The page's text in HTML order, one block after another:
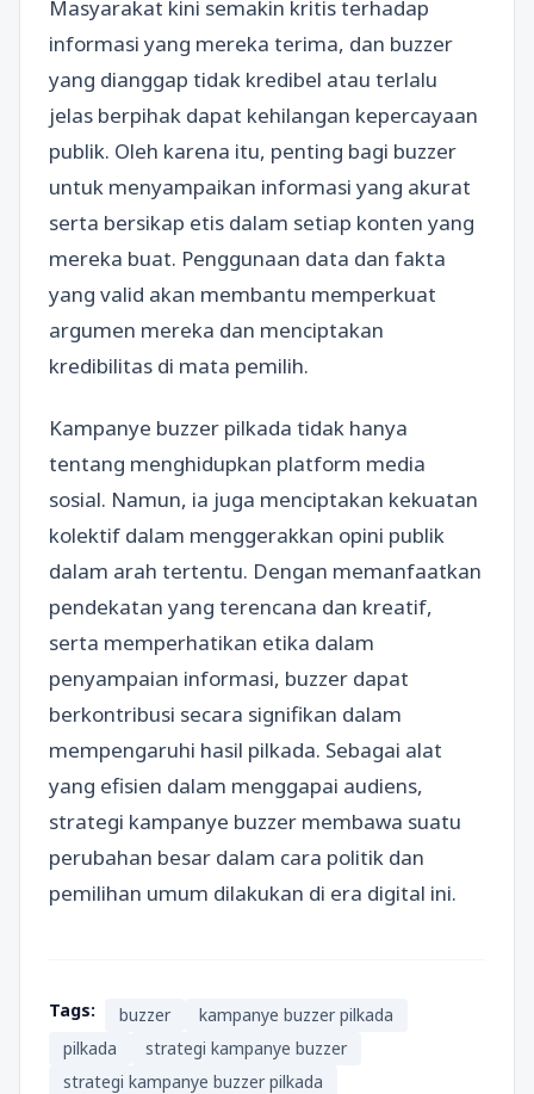
Masyarakat kini semakin kritis terhadap
informasi yang mereka terima, dan buzzer
yang dianggap tidak kredibel atau terlalu
jelas berpihak dapat kehilangan kepercayaan
publik. Oleh karena itu, penting bagi buzzer
untuk menyampaikan informasi yang akurat
serta bersikap etis dalam setiap konten yang
mereka buat. Penggunaan data dan fakta
yang valid akan membantu memperkuat
argumen mereka dan menciptakan
kredibilitas di mata pemilih.
Kampanye buzzer pilkada tidak hanya
tentang menghidupkan platform media
sosial. Namun, ia juga menciptakan kekuatan
kolektif dalam menggerakkan opini publik
dalam arah tertentu. Dengan memanfaatkan
pendekatan yang terencana dan kreatif,
serta memperhatikan etika dalam
penyampaian informasi, buzzer dapat
berkontribusi secara signifikan dalam
mempengaruhi hasil pilkada. Sebagai alat
yang efisien dalam menggapai audiens,
strategi kampanye buzzer membawa suatu
perubahan besar dalam cara politik dan
pemilihan umum dilakukan di era digital ini.
Tags: buzzer
kampanye buzzer pilkada
pilkada
strategi kampanye buzzer
strategi kampanye buzzer pilkada